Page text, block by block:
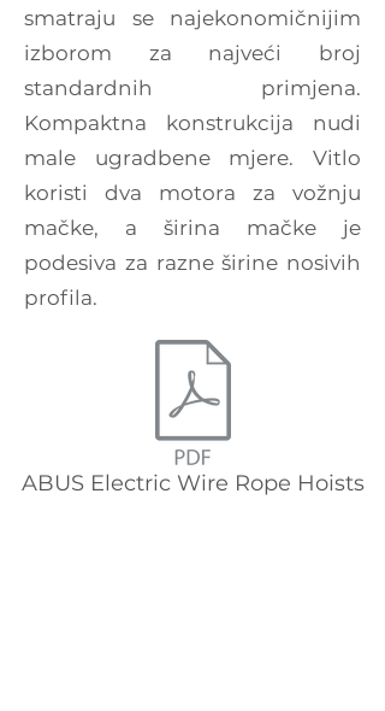
smatraju se najekonomičnijim
izborom za najveći broj
standardnih primjena.
Kompaktna konstrukcija nudi
male ugradbene mjere. Vitlo
koristi dva motora za vožnju
mačke, a širina mačke je
podesiva za razne širine nosivih
profila.
ABUS Electric Wire Rope Hoists